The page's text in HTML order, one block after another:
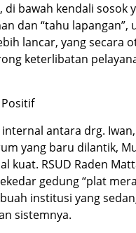
di bawah kendali sosok
dan “tahu lapangan”,
lancar, yang secara
keterlibatan
antara drg.
yang baru dilantik,
kuat. RSUD Raden
gedung “plat
institusi yang
sistemnya.